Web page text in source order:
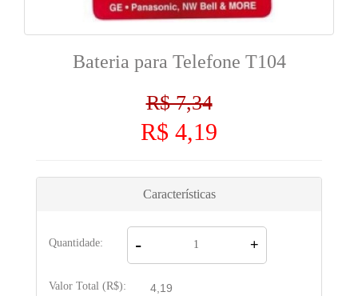
Bateria para Telefone T104
R$ 7,34
R$ 4,19
Características
Quantidade: - +
Valor Total (R$): 4,19